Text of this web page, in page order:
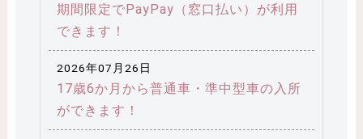
期間限定でPayPay（窓口払い）が利用
できます！
2026年07月26日
17歳6か月から普通車・準中型車の入所
ができます！